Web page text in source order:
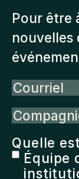
Pour être
nouvelles
Courriel
Quelle
Équipe